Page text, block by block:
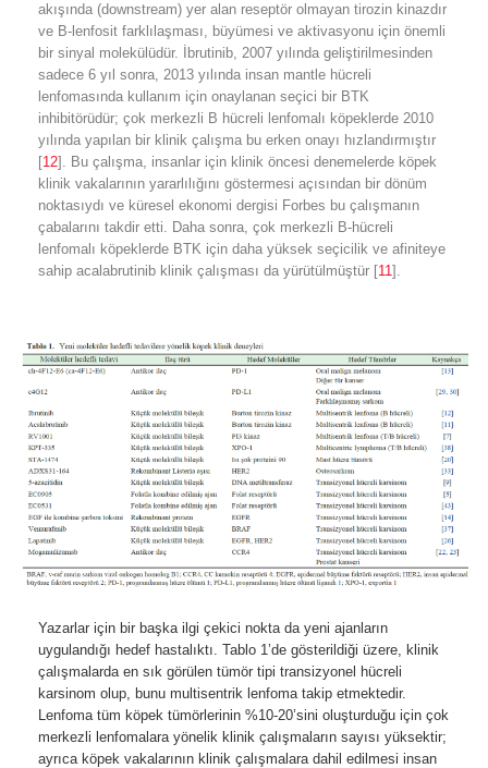
akışında (downstream) yer alan reseptör olmayan tirozin kinazdır
ve B-lenfosit farklılaşması, büyümesi ve aktivasyonu için önemli
bir sinyal molekülüdür. İbrutinib, 2007 yılında geliştirilmesinden
sadece 6 yıl sonra, 2013 yılında insan mantle hücreli
lenfomasında kullanım için onaylanan seçici bir BTK
inhibitörüdür; çok merkezli B hücreli lenfomalı köpeklerde 2010
yılında yapılan bir klinik çalışma bu erken onayı hızlandırmıştır
[12]. Bu çalışma, insanlar için klinik öncesi denemelerde köpek
klinik vakalarının yararlılığını göstermesi açısından bir dönüm
noktasıydı ve küresel ekonomi dergisi Forbes bu çalışmanın
çabalarını takdir etti. Daha sonra, çok merkezli B-hücreli
lenfomalı köpeklerde BTK için daha yüksek seçicilik ve afiniteye
sahip acalabrutinib klinik çalışması da yürütülmüştür [11].
Yazarlar için bir başka ilgi çekici nokta da yeni ajanların
uygulandığı hedef hastalıktı. Tablo 1’de gösterildiği üzere, klinik
çalışmalarda en sık görülen tümör tipi transizyonel hücreli
karsinom olup, bunu multisentrik lenfoma takip etmektedir.
Lenfoma tüm köpek tümörlerinin %10-20’sini oluşturduğu için çok
merkezli lenfomalara yönelik klinik çalışmaların sayısı yüksektir;
ayrıca köpek vakalarının klinik çalışmalara dahil edilmesi insan